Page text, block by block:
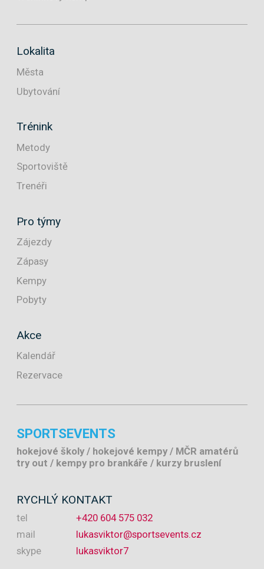
Lokalita
Města
Ubytování
Trénink
Metody
Sportoviště
Trenéři
Pro týmy
Zájezdy
Zápasy
Kempy
Pobyty
Akce
Kalendář
Rezervace
SPORTSEVENTS
hokejové školy / hokejové kempy / MČR amatérů
try out / kempy pro brankáře / kurzy bruslení
RYCHLÝ KONTAKT
tel
+420 604 575 032
mail
lukasviktor@sportsevents.cz
skype
lukasviktor7